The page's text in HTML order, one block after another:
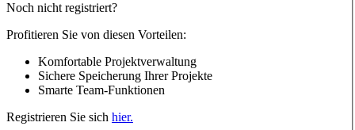
Noch nicht registriert?
Profitieren Sie von diesen Vorteilen:
Komfortable Projektverwaltung
Sichere Speicherung Ihrer Projekte
Smarte Team-Funktionen
Registrieren Sie sich hier.